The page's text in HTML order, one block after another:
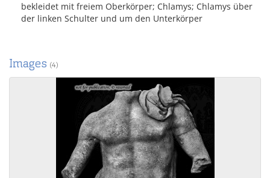
bekleidet mit freiem Oberkörper; Chlamys; Chlamys über
der linken Schulter und um den Unterkörper
Images (4)